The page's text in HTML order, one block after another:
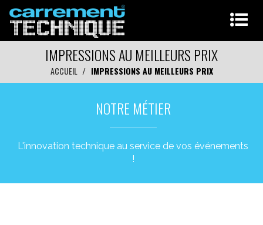
IMPRESSIONS AU MEILLEURS PRIX
ACCUEIL IMPRESSIONS AU MEILLEURS PRIX
NOTRE MÉTIER
L'innovation technique au service de vos événements
!